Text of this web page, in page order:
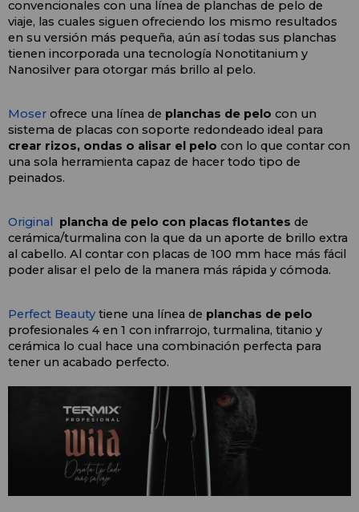
convencionales con una línea de planchas de pelo de
viaje, las cuales siguen ofreciendo los mismo resultados
en su versión más pequeña, aún así todas sus planchas
tienen incorporada una tecnología Nonotitanium y
Nanosilver para otorgar más brillo al pelo.
Moser ofrece una línea de planchas de pelo con un
crear rizos, ondas o alisar el pelo con lo que contar con
una sola herramienta capaz de hacer todo tipo de
peinados.
Original plancha de pelo con placas flotantes de
cerámica/turmalina con la que da un aporte de brillo extra
al cabello. Al contar con placas de 100 mm hace más fácil
poder alisar el pelo de la manera más rápida y cómoda.
Perfect Beauty tiene una línea de planchas de pelo
profesionales 4 en 1 con infrarrojo, turmalina, titanio y
cerámica lo cual hace una combinación perfecta para
tener un acabado perfecto.